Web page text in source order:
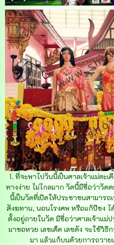
1. ที่จะพาไปวันนี้เป็นศาลเจ้าแม่ตะ
ทางง่าย ไม่ไกลมาก วัดนี้มีชื่อว่าวัด
นี้เป็นวัดที่เปิดให้ประชาชนสามารถ
สังฆทาน, นอนโรงศพ หรือแก้ปีชง ไ
ตั้งอยู่ภายในวัด มีชื่อว่าศาลเจ้าแม่
มาขอหวย เลขเด็ด เลขดัง จะใช้วิธี
มา แล้วแก้บนด้วยการถวา